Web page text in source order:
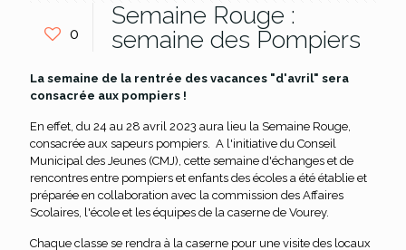
0
Semaine Rouge :
semaine des Pompiers
La semaine de la rentrée des vacances "d'avril" sera
consacrée aux pompiers !
En effet, du 24 au 28 avril 2023 aura lieu la Semaine Rouge,
consacrée aux sapeurs pompiers. A l'initiative du Conseil
Municipal des Jeunes (CMJ), cette semaine d'échanges et de
rencontres entre pompiers et enfants des écoles a été établie et
préparée en collaboration avec la commission des Affaires
Scolaires, l'école et les équipes de la caserne de Vourey.
Chaque classe se rendra à la caserne pour une visite des locaux